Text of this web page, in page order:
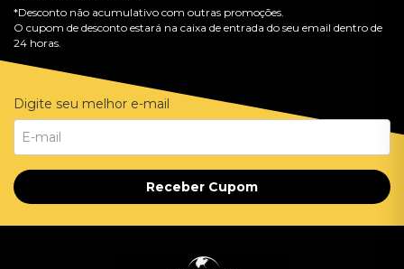
*Desconto não acumulativo com outras promoções.
O cupom de desconto estará na caixa de entrada do seu email dentro de
24 horas.
Digite seu melhor e-mail
Receber Cupom